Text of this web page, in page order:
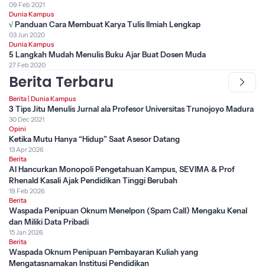
09 Feb 2021
Dunia Kampus
√ Panduan Cara Membuat Karya Tulis Ilmiah Lengkap
03 Jun 2020
Dunia Kampus
5 Langkah Mudah Menulis Buku Ajar Buat Dosen Muda
27 Feb 2020
Berita Terbaru
Berita Dunia Kampus
3 Tips Jitu Menulis Jurnal ala Profesor Universitas Trunojoyo Madura
30 Dec 2021
Opini
Ketika Mutu Hanya “Hidup” Saat Asesor Datang
13 Apr 2026
Berita
AI Hancurkan Monopoli Pengetahuan Kampus, SEVIMA & Prof
Rhenald Kasali Ajak Pendidikan Tinggi Berubah
19 Feb 2026
Berita
Waspada Penipuan Oknum Menelpon (Spam Call) Mengaku Kenal
dan Miliki Data Pribadi
15 Jan 2026
Berita
Waspada Oknum Penipuan Pembayaran Kuliah yang
Mengatasnamakan Institusi Pendidikan